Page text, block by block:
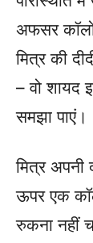
अफसर
मित्र की
– वो
समझा पाएं।
मित्र
ऊपर एक
रुकना नहीं